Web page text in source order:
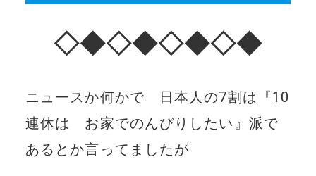
◇◆◇◆◇◆◇◆
ニュースか何かで 日本人の7割は『10
連休は お家でのんびりしたい』派で
あるとか言ってましたが